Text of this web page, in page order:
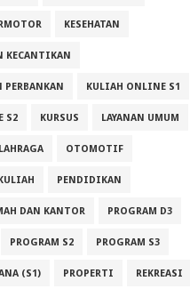
KESEHATAN
KECANTIKAN
PERBANKAN KULIAH ONLINE S1
S2 KURSUS LAYANAN UMUM
OTOMOTIF
PENDIDIKAN
DAN KANTOR PROGRAM D3
PROGRAM S2 PROGRAM S3
(S1) PROPERTI REKREASI